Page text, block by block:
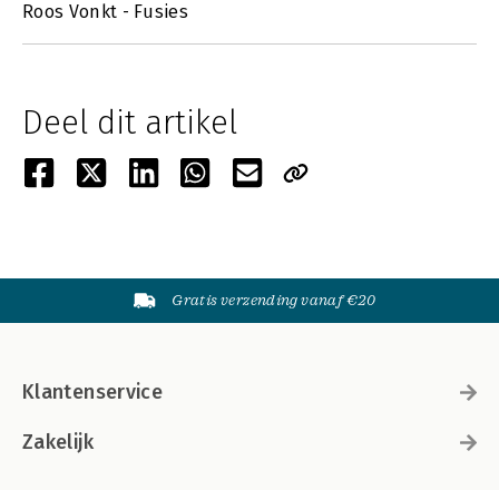
Roos Vonkt - Fusies
Deel dit artikel
Gratis verzending vanaf €20
Klantenservice
Zakelijk